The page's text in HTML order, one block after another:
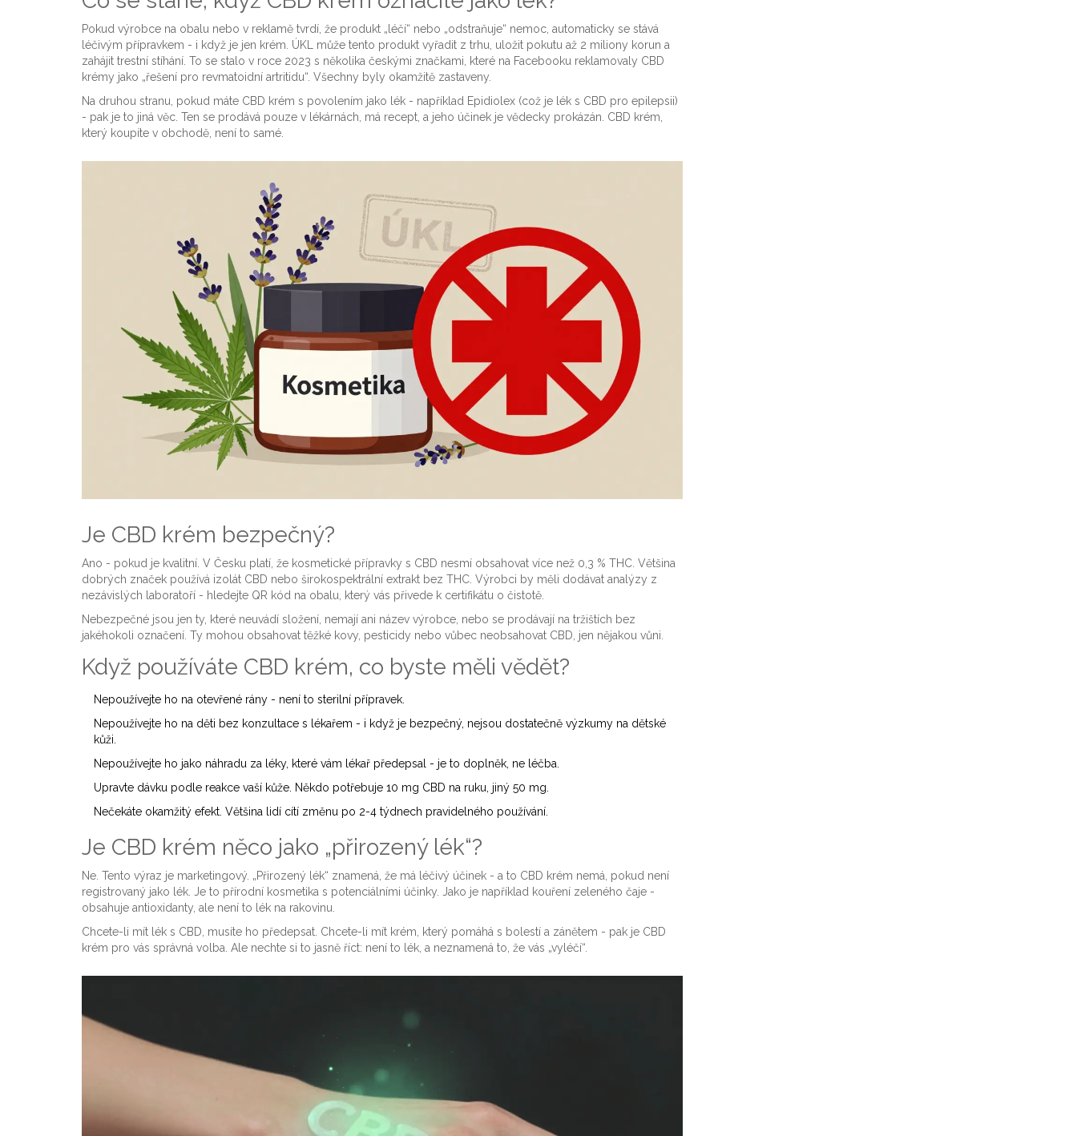
Pokud výrobce na obalu nebo v reklamě tvrdí, že produkt „léčí“ nebo „odstraňuje“ nemoc, automaticky se stává
léčivým přípravkem - i když je jen krém. ÚKL může tento produkt vyřadit z trhu, uložit pokutu až 2 miliony korun a
zahájit trestní stíhání. To se stalo v roce 2023 s několika českými značkami, které na Facebooku reklamovaly CBD
krémy jako „řešení pro revmatoidní artritidu“. Všechny byly okamžitě zastaveny.
Na druhou stranu, pokud máte CBD krém s povolením jako lék - například Epidiolex (což je lék s CBD pro epilepsii)
- pak je to jiná věc. Ten se prodává pouze v lékárnách, má recept, a jeho účinek je vědecky prokázán. CBD krém,
který koupíte v obchodě, není to samé.
Je CBD krém bezpečný?
Ano - pokud je kvalitní. V Česku platí, že kosmetické přípravky s CBD nesmí obsahovat více než 0,3 % THC. Většina
dobrých značek používá izolát CBD nebo širokospektrální extrakt bez THC. Výrobci by měli dodávat analýzy z
nezávislých laboratoří - hledejte QR kód na obalu, který vás přivede k certifikátu o čistotě.
Nebezpečné jsou jen ty, které neuvádí složení, nemají ani název výrobce, nebo se prodávají na tržištích bez
jakéhokoli označení. Ty mohou obsahovat těžké kovy, pesticidy nebo vůbec neobsahovat CBD, jen nějakou vůni.
Když používáte CBD krém, co byste měli vědět?
Nepoužívejte ho na otevřené rány - není to sterilní přípravek.
Nepoužívejte ho na děti bez konzultace s lékařem - i když je bezpečný, nejsou dostatečně výzkumy na dětské
kůži.
Nepoužívejte ho jako náhradu za léky, které vám lékař předepsal - je to doplněk, ne léčba.
Upravte dávku podle reakce vaší kůže. Někdo potřebuje 10 mg CBD na ruku, jiný 50 mg.
Nečekáte okamžitý efekt. Většina lidí cítí změnu po 2-4 týdnech pravidelného používání.
Je CBD krém něco jako „přirozený lék“?
Ne. Tento výraz je marketingový. „Přirozený lék“ znamená, že má léčivý účinek - a to CBD krém nemá, pokud není
registrovaný jako lék. Je to přírodní kosmetika s potenciálními účinky. Jako je například kouření zeleného čaje -
obsahuje antioxidanty, ale není to lék na rakovinu.
Chcete-li mít lék s CBD, musíte ho předepsat. Chcete-li mít krém, který pomáhá s bolestí a zánětem - pak je CBD
krém pro vás správná volba. Ale nechte si to jasně říct: není to lék, a neznamená to, že vás „vyléčí“.